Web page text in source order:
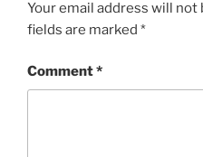
Your email address will not
fields are marked *
Comment*